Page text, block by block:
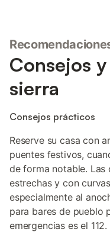
Consejos
sierra
Consejos prácticos
Reserve su casa con
puentes festivos,
de forma notable. Las
estrechas y con
especialmente al
para bares de pueblo
emergencias es el